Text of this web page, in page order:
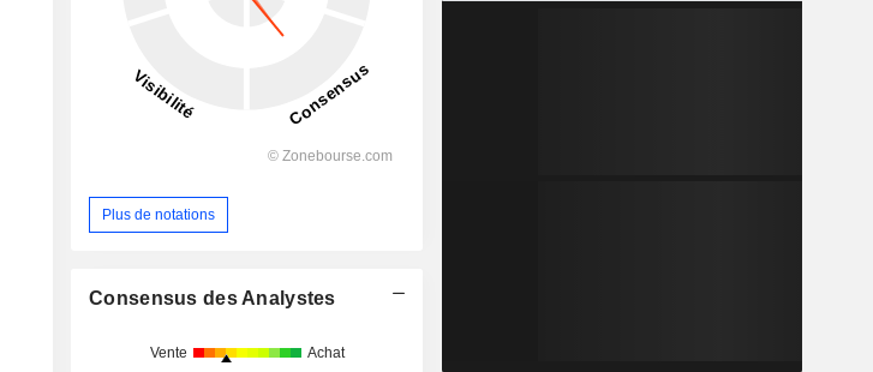
/ dr
Plus de notations
Consensus des Analystes
Vente Achat